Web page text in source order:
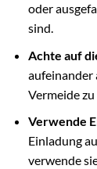
oder
sind.
Achte auf
aufeinander
Vermeide
Verwende
Einladung
verwende